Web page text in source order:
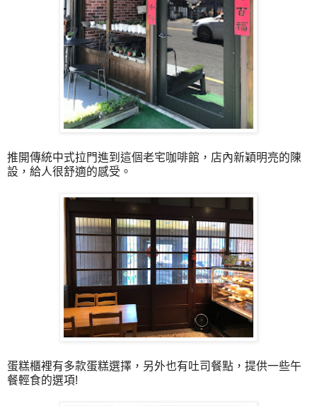
推開傳統中式拉門進到這個老宅咖啡館，店內新穎明亮的陳
設，給人很舒適的感受。
蛋糕櫃裡有多款蛋糕選擇，另外也有吐司餐點，提供一些午
餐輕食的選項!